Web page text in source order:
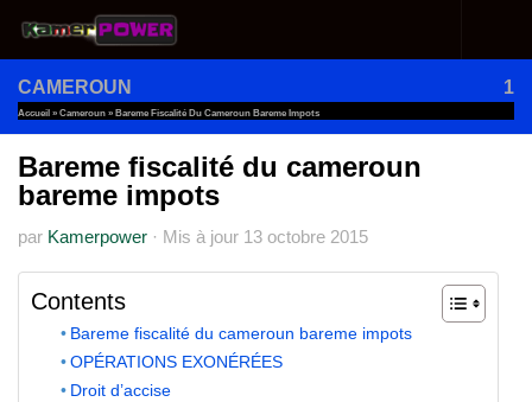
Au dessous du contenu
CAMEROUN 1
Accueil » Cameroun » Bareme Fiscalité Du Cameroun Bareme Impots
Bareme fiscalité du cameroun
bareme impots
par Kamerpower · Mis à jour 13 octobre 2015
Contents
Bareme fiscalité du cameroun bareme impots
OPÉRATIONS EXONÉRÉES
Droit d’accise